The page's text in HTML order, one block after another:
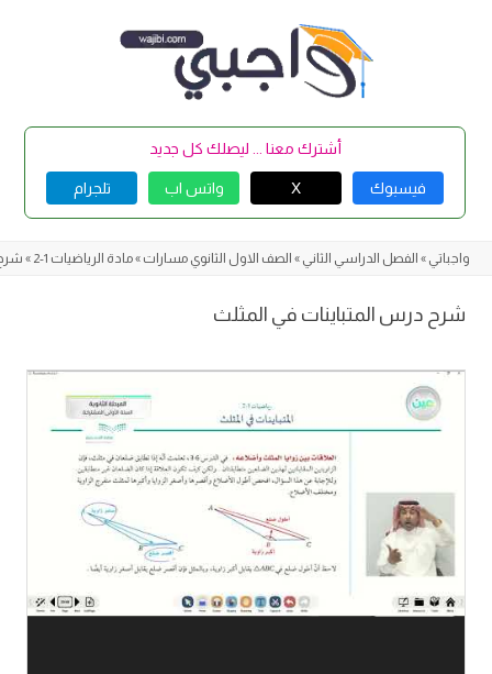
أشترك معنا ... ليصلك كل جديد
فيسبوك X واتس اب تلجرام
واجباتي » الفصل الدراسي الثاني » الصف الاول الثانوي مسارات »مادة الرياضيات 1-2 » شرح
شرح درس المتباينات في المثلث